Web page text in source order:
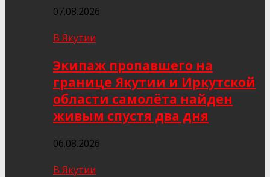
07.08.2026
В Якутии
Экипаж пропавшего на
границе Якутии и Иркутской
области самолёта найден
живым спустя два дня
06.08.2026
В Якутии